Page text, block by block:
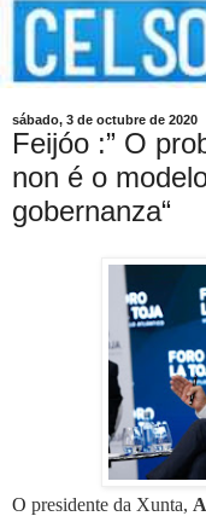
sábado, 3 de octubre de 2020
Feijóo :” O
non é o
gobernanza“
O presidente da Xunta,